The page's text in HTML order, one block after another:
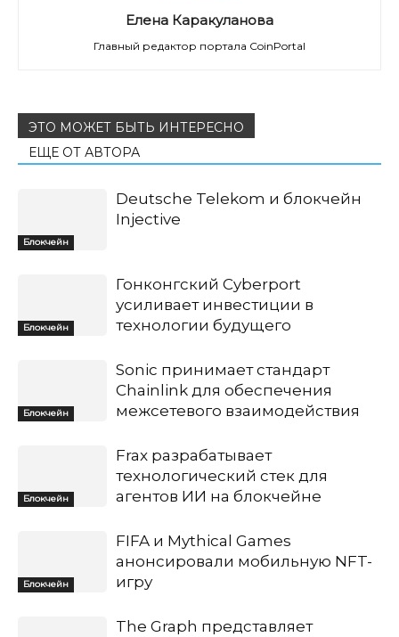
Елена Каракуланова
Главный редактор портала CoinPortal
ЭТО МОЖЕТ БЫТЬ ИНТЕРЕСНО
ЕЩЕ ОТ АВТОРА
Блокчейн
Deutsche Telekom и блокчейн
Injective
Блокчейн
Гонконгский Cyberport
усиливает инвестиции в
технологии будущего
Блокчейн
Sonic принимает стандарт
Chainlink для обеспечения
межсетевого взаимодействия
Блокчейн
Frax разрабатывает
технологический стек для
агентов ИИ на блокчейне
Блокчейн
FIFA и Mythical Games
анонсировали мобильную NFT-
игру
The Graph представляет